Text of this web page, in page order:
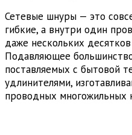
Сетевые шнуры — это
гибкие, а внутри один
даже нескольких
Подавляющее
поставляемых с бытовой
удлинителями,
проводных многожильных